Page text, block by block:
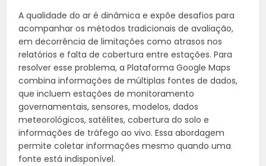
A qualidade do ar é dinâmica e expõe desafios para
acompanhar os métodos tradicionais de avaliação,
em decorrência de limitações como atrasos nos
relatórios e falta de cobertura entre estações. Para
resolver esse problema, a Plataforma Google Maps
combina informações de múltiplas fontes de dados,
que incluem estações de monitoramento
governamentais, sensores, modelos, dados
meteorológicos, satélites, cobertura do solo e
informações de tráfego ao vivo. Essa abordagem
permite coletar informações mesmo quando uma
fonte está indisponível.